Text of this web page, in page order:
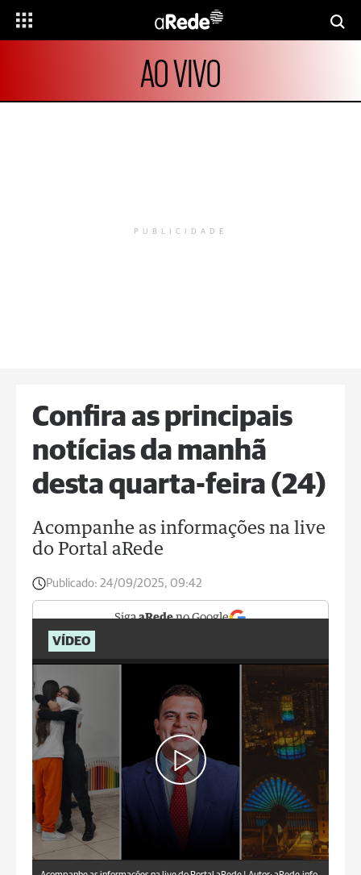
AO VIVO
PUBLICIDADE
Confira as principais
notícias da manhã
desta quarta-feira (24)
Acompanhe as informações na live
do Portal aRede
Publicado: 24/09/2025, 09:42
SigaaRedeno Google
VÍDEO